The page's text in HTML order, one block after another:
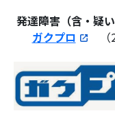
発達障害（含・疑
ガクプロ